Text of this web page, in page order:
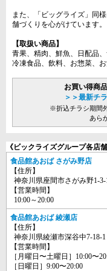
また、「ビッグライズ」同
舗づくりを心がけています。
【取扱い商品】
青果、精肉、鮮魚、日配品
冷凍食品、飲料、お惣菜、
お買い得商
＞＞最新チ
※折込チラシ期間
あら
《ビックライズグループ各店舗
食品館あおば さがみ野店
【住所】
神奈川県座間市さがみ野1-3-
【営業時間】
10:00～20:00
食品館あおば 綾瀬店
【住所】
神奈川県綾瀬市深谷中7-18-
【営業時間】
［月曜日〜土曜日］10:00〜
［日曜日］9:00〜20:00